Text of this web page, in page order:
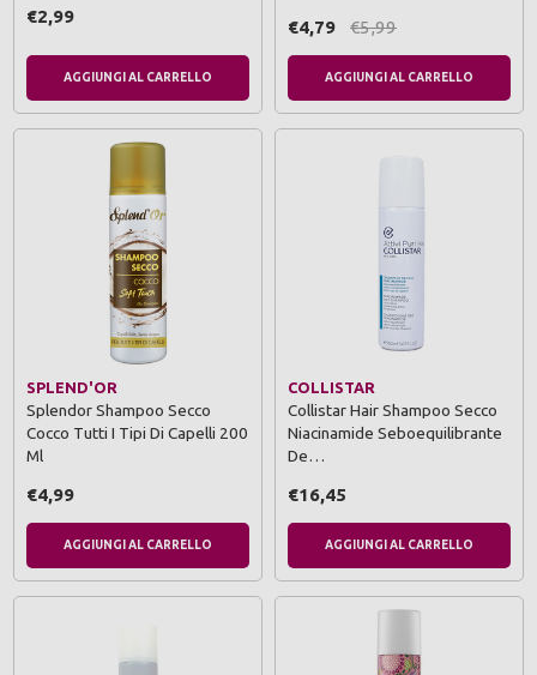
€2,99
AGGIUNGI AL CARRELLO
€4,79 €5,99
AGGIUNGI AL CARRELLO
SPLEND'OR
Splendor Shampoo Secco
Cocco Tutti I Tipi Di Capelli 200
Ml
€4,99
AGGIUNGI AL CARRELLO
COLLISTAR
Collistar Hair Shampoo Secco
Niacinamide Seboequilibrante
De…
€16,45
AGGIUNGI AL CARRELLO